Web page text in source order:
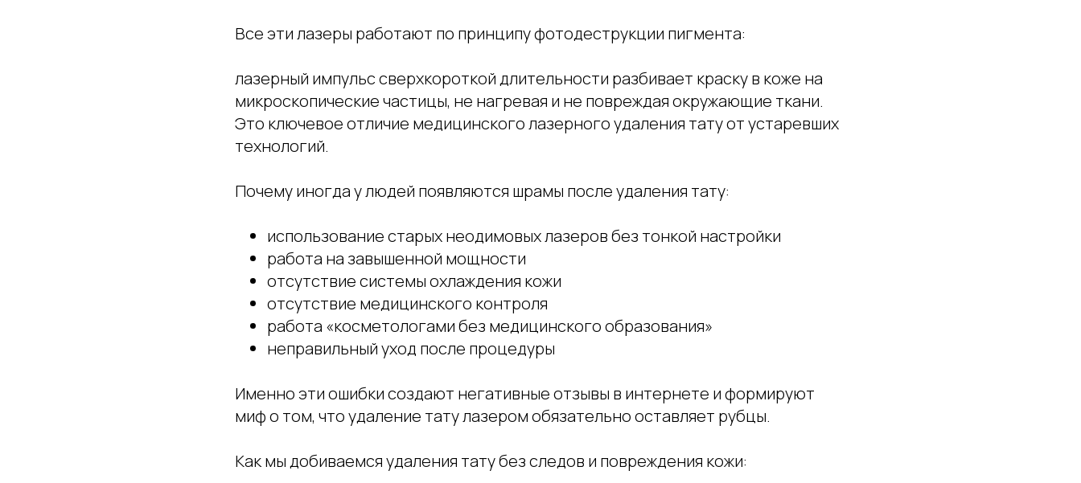
Все эти лазеры работают по принципу фотодеструкции пигмента:
лазерный импульс сверхкороткой длительности разбивает краску в коже на
микроскопические частицы, не нагревая и не повреждая окружающие ткани.
Это ключевое отличие медицинского лазерного удаления тату от устаревших
технологий.
Почему иногда у людей появляются шрамы после удаления тату:
использование старых неодимовых лазеров без тонкой настройки
работа на завышенной мощности
отсутствие системы охлаждения кожи
отсутствие медицинского контроля
работа «косметологами без медицинского образования»
неправильный уход после процедуры
Именно эти ошибки создают негативные отзывы в интернете и формируют
миф о том, что удаление тату лазером обязательно оставляет рубцы.
Как мы добиваемся удаления тату без следов и повреждения кожи: